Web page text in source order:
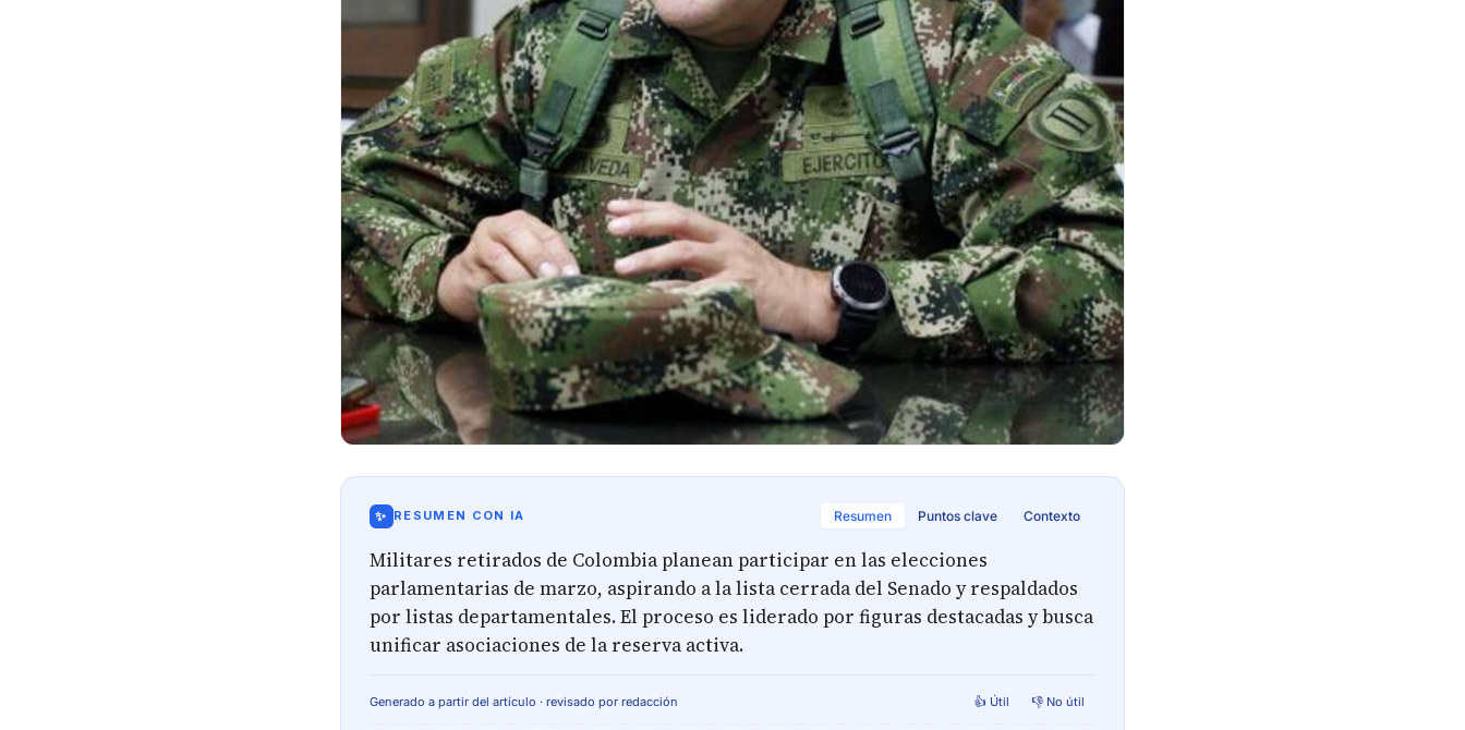
✨ RESUMEN CON IA Resumen Puntos clave Contexto
Militares retirados de Colombia planean participar en las elecciones
parlamentarias de marzo, aspirando a la lista cerrada del Senado y respaldados
por listas departamentales. El proceso es liderado por figuras destacadas y busca
unificar asociaciones de la reserva activa.
Generado a partir del artículo · revisado por redacción 👍 Útil 👎 No útil